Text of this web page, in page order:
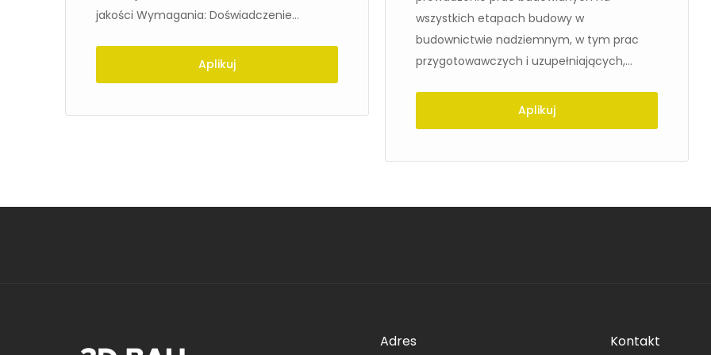
jakości Wymagania: Doświadczenie...
Aplikuj
wszystkich etapach budowy w
budownictwie nadziemnym, w tym prac
przygotowawczych i uzupełniających,...
Aplikuj
Adres Kontakt